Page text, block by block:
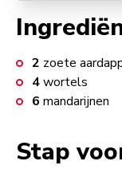
2 zoete
4wortels
6 mandarijnen
Stap